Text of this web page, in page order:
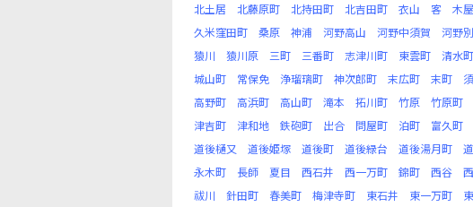
北土居
北藤原町 北持田町 北吉田町 衣山 客 木
久米窪田町
桑原 神浦 河野高山 河野中須賀 河野
猿川
猿川原 三町 三番町 志津川町 東雲町 清水町
城山町
常保免 浄瑠璃町 神次郎町 末広町 末町
高野町
高浜町 高山町 滝本 拓川町 竹原 竹原町
津吉町
津和地 鉄砲町 出合 問屋町 泊町 富久町
道後樋又
道後姫塚 道後町 道後緑台 道後湯月町
永木町
長師 夏目 西石井 西一万町 錦町 西谷
祓川
針田町 春美町 梅津寺町 東石井 東一万町